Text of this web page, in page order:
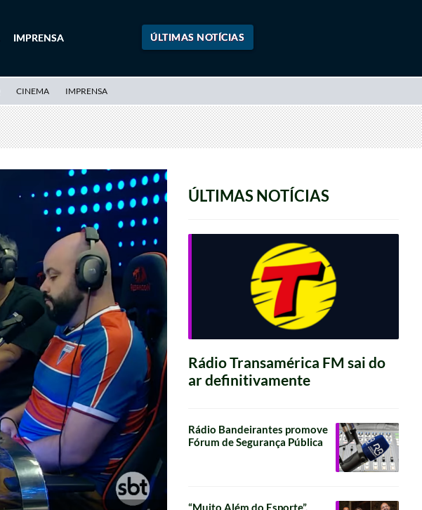
ÚLTIMAS NOTÍCIAS
IMPRENSA
CINEMA IMPRENSA
ÚLTIMAS NOTÍCIAS
Rádio Transamérica FM sai do
ar definitivamente
Rádio Bandeirantes promove
Fórum de Segurança Pública
“Muito Além do Esporte”,